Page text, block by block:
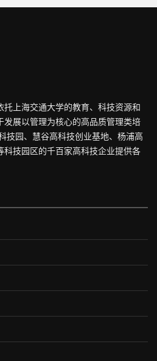
上海交通大学的教育、科技资源和
发展以管理为核心的高品质管理类培
技园、慧谷高科技创业基地、杨浦高
科技园区的千百家高科技企业提供各